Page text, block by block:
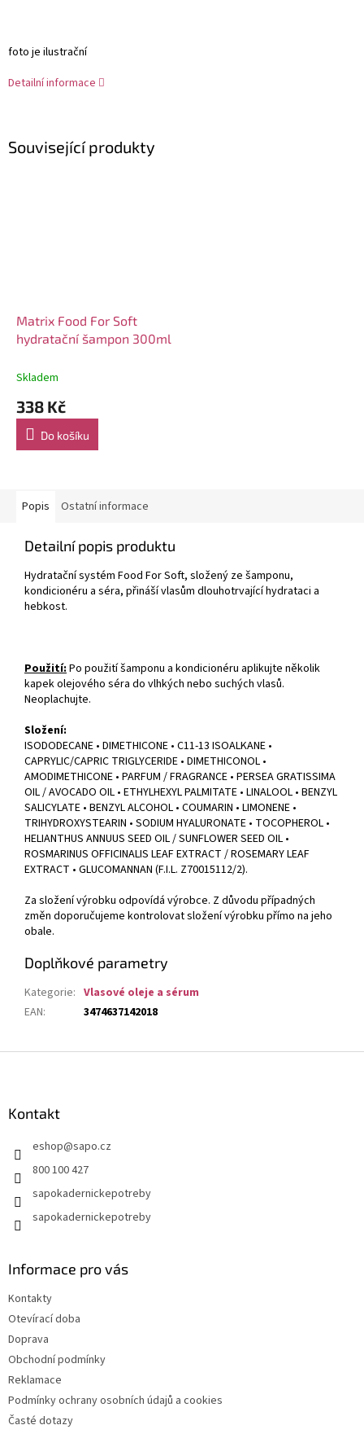
foto je ilustrační
Detailní informace
Související produkty
Matrix Food For Soft
hydratační šampon 300ml
Skladem
338 Kč
Do košíku
Popis Ostatní informace
Detailní popis produktu
Hydratační systém Food For Soft, složený ze šamponu,
kondicionéru a séra, přináší vlasům dlouhotrvající hydrataci a
hebkost.
Použití: Po použití šamponu a kondicionéru aplikujte několik
kapek olejového séra do vlhkých nebo suchých vlasů.
Neoplachujte.
Složení:
ISODODECANE • DIMETHICONE • C11-13 ISOALKANE •
CAPRYLIC/CAPRIC TRIGLYCERIDE • DIMETHICONOL •
AMODIMETHICONE • PARFUM / FRAGRANCE • PERSEA GRATISSIMA
OIL / AVOCADO OIL • ETHYLHEXYL PALMITATE • LINALOOL • BENZYL
SALICYLATE • BENZYL ALCOHOL • COUMARIN • LIMONENE •
TRIHYDROXYSTEARIN • SODIUM HYALURONATE • TOCOPHEROL •
HELIANTHUS ANNUUS SEED OIL / SUNFLOWER SEED OIL •
ROSMARINUS OFFICINALIS LEAF EXTRACT / ROSEMARY LEAF
EXTRACT • GLUCOMANNAN (F.I.L. Z70015112/2).
Za složení výrobku odpovídá výrobce. Z důvodu případných
změn doporučujeme kontrolovat složení výrobku přímo na jeho
obale.
Doplňkové parametry
Kategorie: Vlasové oleje a sérum
EAN: 3474637142018
Kontakt
eshop@sapo.cz
800 100 427
sapokadernickepotreby
sapokadernickepotreby
Informace pro vás
Kontakty
Otevírací doba
Doprava
Obchodní podmínky
Reklamace
Podmínky ochrany osobních údajů a cookies
Časté dotazy